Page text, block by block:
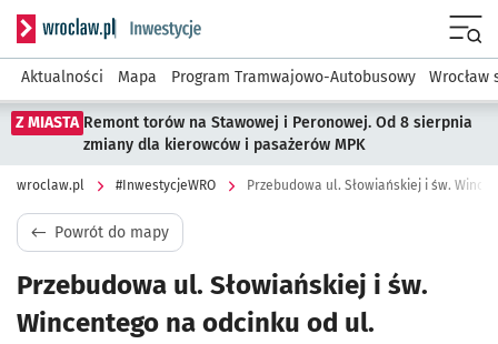
Serwis informacyjny wroclaw.pl podserwis:
Aktualności Mapa Program Tramwajowo-Autobusowy Wrocław
Z MIASTA Remont torów na Stawowej i Peronowej. Od 8 sierpnia
zmiany dla kierowców i pasażerów MPK
wroclaw.pl #InwestycjeWRO
Powrót do mapy
Przebudowa ul. Słowiańskiej i św.
Wincentego na odcinku od ul.